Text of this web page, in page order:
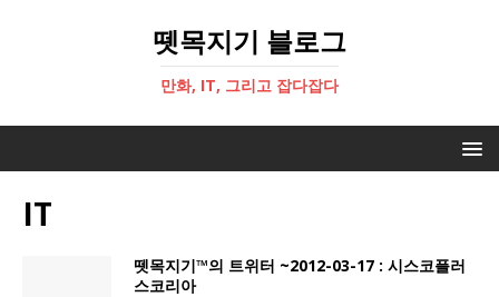
뗏목지기 블로그
만화, IT, 그리고 잡다잡다
IT
뗏목지기™의 트위터 ~2012-03-17 : 시스코플러
스코리아